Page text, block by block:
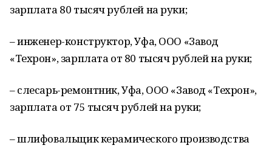
зарплата 80 тысяч рублей на руки;
– инженер-конструктор, Уфа, ООО «Завод
«Техрон», зарплата от 80 тысяч рублей на руки;
– слесарь-ремонтник, Уфа, ООО «Завод «Техрон»,
зарплата от 75 тысяч рублей на руки;
– шлифовальщик керамического производства